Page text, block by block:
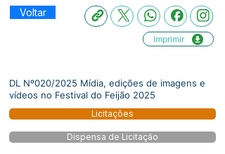
Voltar
Imprimir
DL Nº020/2025 Mídia, edições de imagens e
vídeos no Festival do Feijão 2025
Licitações
Dispensa de Licitação